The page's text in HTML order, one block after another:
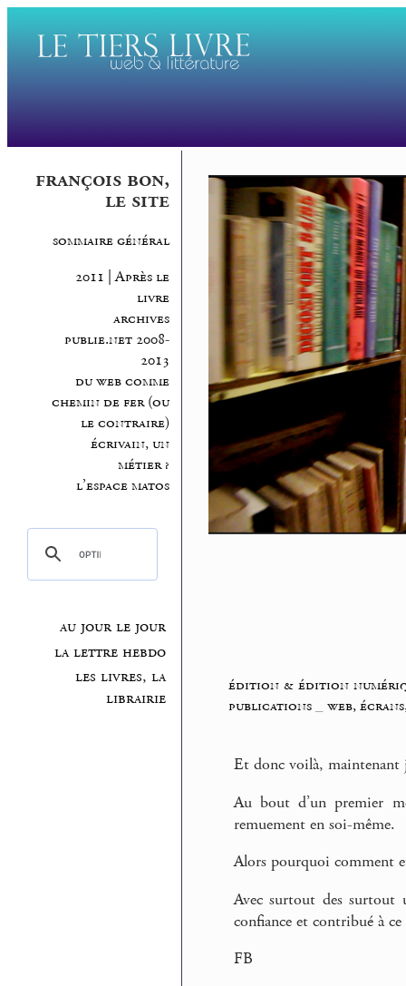
françois bon,
le site
sommaire général
2011 | Après le
livre
archives
publie.net 2008-
2013
du web comme
chemin de fer (ou
le contraire)
écrivain, un
métier ?
l’espace matos
au jour le jour
la lettre hebdo
les livres, la
librairie
édition & édition
publications_ web,
Et donc voilà,
Au bout d’un premier
remuement en soi-même.
Alors pourquoi comment
Avec surtout des surtout
confiance et contribué à
FB